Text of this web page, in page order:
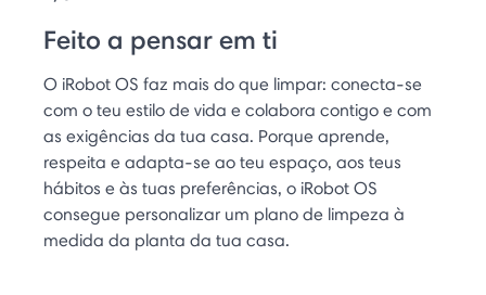
Feito a pensar em ti
O iRobot OS faz mais do que limpar: conecta-se
com o teu estilo de vida e colabora contigo e com
as exigências da tua casa. Porque aprende,
respeita e adapta-se ao teu espaço, aos teus
hábitos e às tuas preferências, o iRobot OS
consegue personalizar um plano de limpeza à
medida da planta da tua casa.